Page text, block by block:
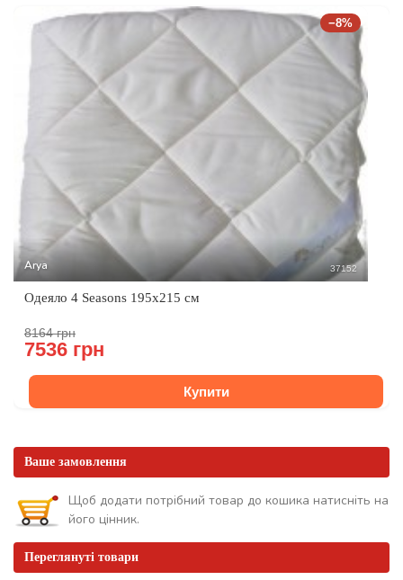
−8%
Arya 37152
Одеяло 4 Seasons 195x215 см
8164 грн
7536 грн
Купити
Ваше замовлення
Щоб додати потрібний товар до кошика натисніть на
його цінник.
Переглянуті товари